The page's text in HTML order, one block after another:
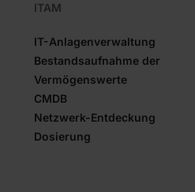
ITAM
IT-Anlagenverwaltung
Bestandsaufnahme der
Vermögenswerte
CMDB
Netzwerk-Entdeckung
Dosierung